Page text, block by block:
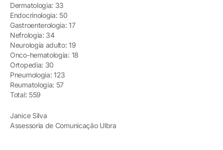
Dermatologia: 33
Endocrinologia: 50
Gastroenterologia: 17
Nefrologia: 34
Neurologia adulto: 19
Onco-hematologia: 18
Ortopedia: 30
Pneumologia: 123
Reumatologia: 57
Total: 559
Janice Silva
Assessoria de Comunicação Ulbra